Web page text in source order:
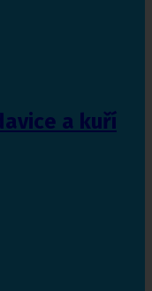
a kuří